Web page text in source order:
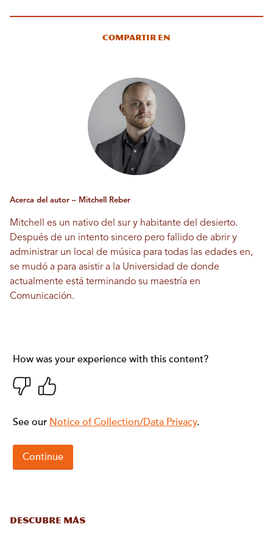
Compartir en
Acerca del autor – Mitchell Reber
Mitchell es un nativo del sur y habitante del desierto.
Después de un intento sincero pero fallido de abrir y
administrar un local de música para todas las edades en,
se mudó a para asistir a la Universidad de donde
actualmente está terminando su maestría en
Comunicación.
DESCUBRE MÁS